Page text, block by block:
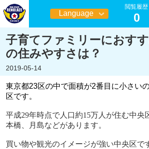
Language
日本語
閲覧履歴
0
子育てファミリーにおす
の住みやすさは？
2019-05-14
東京都23区の中で面積が2番目に小さい
区です。
平成29年時点で人口約15万人が住む中央
本橋、月島などがあります。
買い物や観光のイメージが強い中央区で